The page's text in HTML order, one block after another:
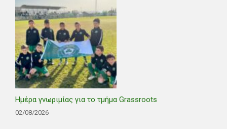
Ημέρα γνωριμίας για το τμήμα Grassroots
02/08/2026